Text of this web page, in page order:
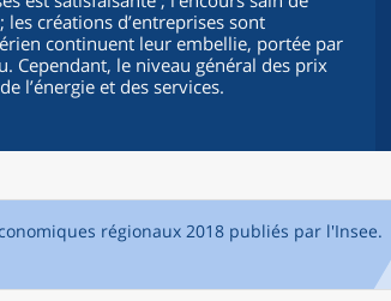
créations d’entreprises sont
continuent leur embellie, portée par
Cependant, le niveau général des prix
l’énergie et des services.
régionaux 2018 publiés par l'Insee.